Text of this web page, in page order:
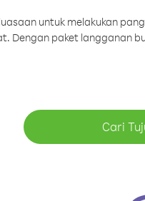
untuk melakukan
Dengan paket langganan
Cari